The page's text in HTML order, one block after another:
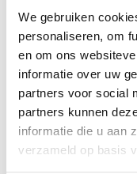
We gebruiken
personaliseren, om
en om ons
informatie over uw
partners voor social
partners kunnen
informatie die u aan
verzameld op basis
De verminderde
overzetten van
ICT-leverancier.
medewerkers op
bereikbaar.
centrale
naar
info@omwb.nl